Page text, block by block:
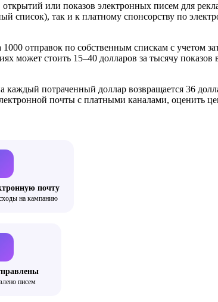
открытий или показов электронных писем для
список), так и к платному спонсорству по
1000 отправок по собственным спискам с учетом
стоить 15–40 долларов за тысячу показов в
потраченный доллар возвращается 36
почты с платными каналами, оценить
почту
на кампанию
писем